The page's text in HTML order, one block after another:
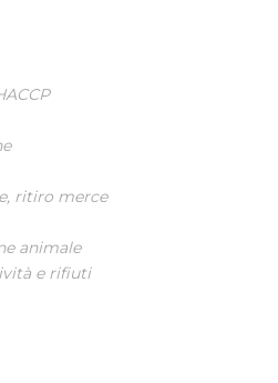
ritiro merce
animale
e rifiuti